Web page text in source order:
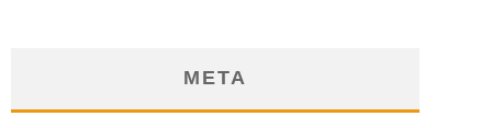
META